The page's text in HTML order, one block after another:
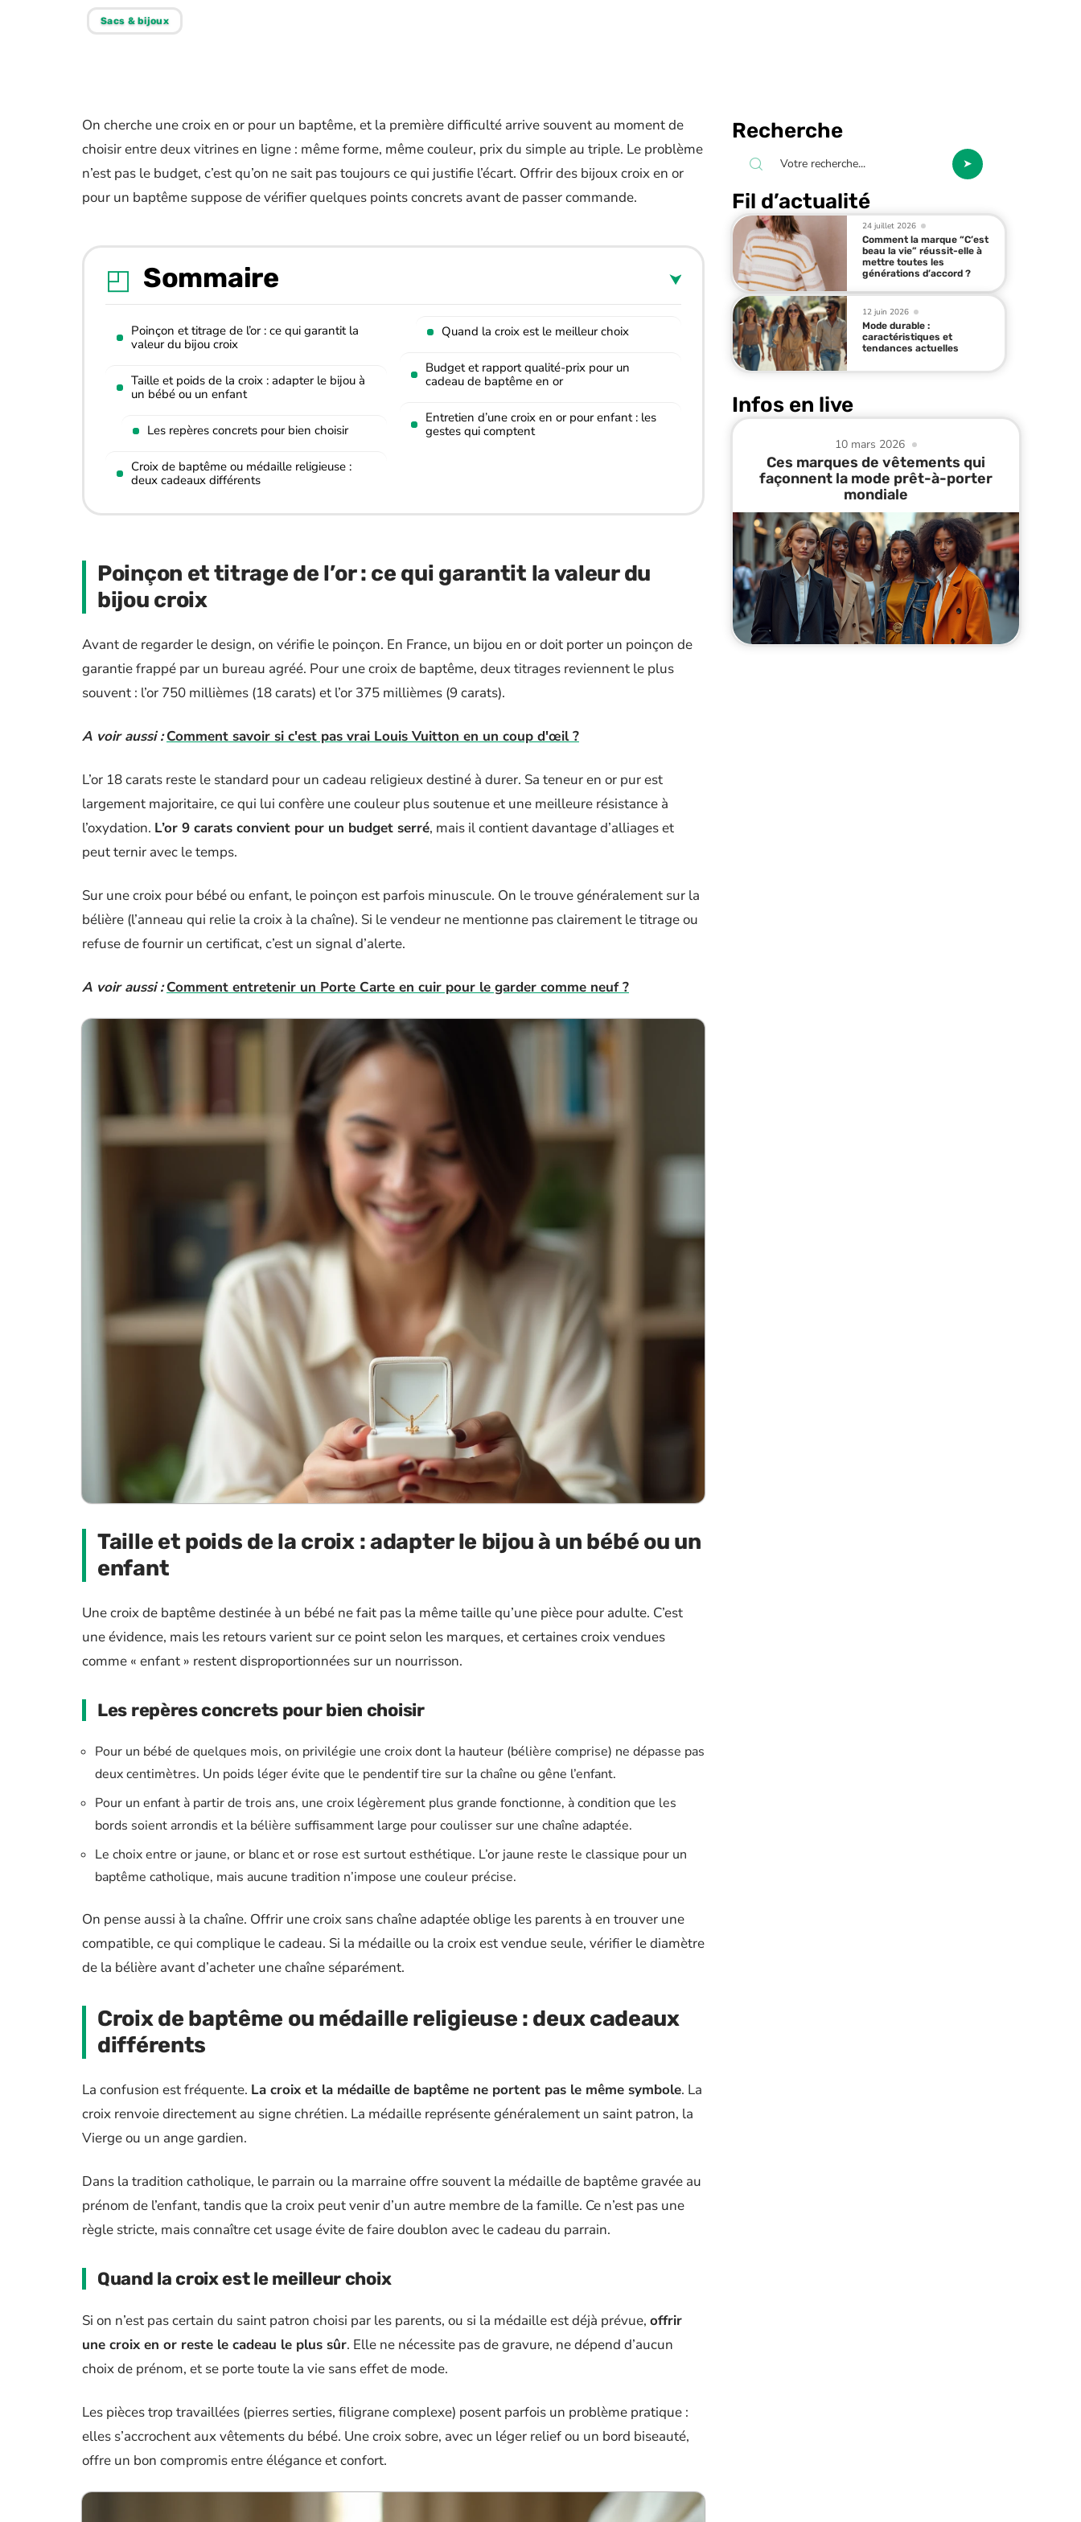
Sacs & bijoux
On cherche une croix en or pour un baptême, et la première difficulté arrive souvent au moment de
choisir entre deux vitrines en ligne : même forme, même couleur, prix du simple au triple. Le problème
n’est pas le budget, c’est qu’on ne sait pas toujours ce qui justifie l’écart. Offrir des bijoux croix en or
pour un baptême suppose de vérifier quelques points concrets avant de passer commande.
Sommaire
Poinçon et titrage de l’or : ce qui garantit la
valeur du bijou croix
Taille et poids de la croix : adapter le bijou à
un bébé ou un enfant
Les repères concrets pour bien choisir
Croix de baptême ou médaille religieuse :
deux cadeaux différents
Quand la croix est le meilleur choix
Budget et rapport qualité-prix pour un
cadeau de baptême en or
Entretien d’une croix en or pour enfant : les
gestes qui comptent
Poinçon et titrage de l’or : ce qui garantit la valeur du
bijou croix
Avant de regarder le design, on vérifie le poinçon. En France, un bijou en or doit porter un poinçon de
garantie frappé par un bureau agréé. Pour une croix de baptême, deux titrages reviennent le plus
souvent : l’or 750 millièmes (18 carats) et l’or 375 millièmes (9 carats).
A voir aussi : Comment savoir si c'est pas vrai Louis Vuitton en un coup d'œil ?
L’or 18 carats reste le standard pour un cadeau religieux destiné à durer. Sa teneur en or pur est
largement majoritaire, ce qui lui confère une couleur plus soutenue et une meilleure résistance à
l’oxydation. L’or 9 carats convient pour un budget serré, mais il contient davantage d’alliages et
peut ternir avec le temps.
Sur une croix pour bébé ou enfant, le poinçon est parfois minuscule. On le trouve généralement sur la
bélière (l’anneau qui relie la croix à la chaîne). Si le vendeur ne mentionne pas clairement le titrage ou
refuse de fournir un certificat, c’est un signal d’alerte.
A voir aussi : Comment entretenir un Porte Carte en cuir pour le garder comme neuf ?
Taille et poids de la croix : adapter le bijou à un bébé ou un
enfant
Une croix de baptême destinée à un bébé ne fait pas la même taille qu’une pièce pour adulte. C’est
une évidence, mais les retours varient sur ce point selon les marques, et certaines croix vendues
comme « enfant » restent disproportionnées sur un nourrisson.
Les repères concrets pour bien choisir
Pour un bébé de quelques mois, on privilégie une croix dont la hauteur (bélière comprise) ne dépasse pas
deux centimètres. Un poids léger évite que le pendentif tire sur la chaîne ou gêne l’enfant.
Pour un enfant à partir de trois ans, une croix légèrement plus grande fonctionne, à condition que les
bords soient arrondis et la bélière suffisamment large pour coulisser sur une chaîne adaptée.
Le choix entre or jaune, or blanc et or rose est surtout esthétique. L’or jaune reste le classique pour un
baptême catholique, mais aucune tradition n’impose une couleur précise.
On pense aussi à la chaîne. Offrir une croix sans chaîne adaptée oblige les parents à en trouver une
compatible, ce qui complique le cadeau. Si la médaille ou la croix est vendue seule, vérifier le diamètre
de la bélière avant d’acheter une chaîne séparément.
Croix de baptême ou médaille religieuse : deux cadeaux
différents
La confusion est fréquente. La croix et la médaille de baptême ne portent pas le même symbole. La
croix renvoie directement au signe chrétien. La médaille représente généralement un saint patron, la
Vierge ou un ange gardien.
Dans la tradition catholique, le parrain ou la marraine offre souvent la médaille de baptême gravée au
prénom de l’enfant, tandis que la croix peut venir d’un autre membre de la famille. Ce n’est pas une
règle stricte, mais connaître cet usage évite de faire doublon avec le cadeau du parrain.
Quand la croix est le meilleur choix
Si on n’est pas certain du saint patron choisi par les parents, ou si la médaille est déjà prévue, offrir
une croix en or reste le cadeau le plus sûr. Elle ne nécessite pas de gravure, ne dépend d’aucun
choix de prénom, et se porte toute la vie sans effet de mode.
Les pièces trop travaillées (pierres serties, filigrane complexe) posent parfois un problème pratique :
elles s’accrochent aux vêtements du bébé. Une croix sobre, avec un léger relief ou un bord biseauté,
offre un bon compromis entre élégance et confort.
Recherche
Fil d’actualité
24 juillet 2026
Comment la marque “C’est
beau la vie” réussit-elle à
mettre toutes les
générations d’accord ?
12 juin 2026
Mode durable :
caractéristiques et
tendances actuelles
Infos en live
10 mars 2026
Ces marques de vêtements qui
façonnent la mode prêt-à-porter
mondiale